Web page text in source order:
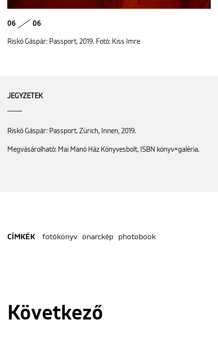
06 06
Riskó Gáspár: Passport, 2019. Fotó: Kiss Imre
JEGYZETEK
Riskó Gáspár: Passport. Zürich, Innen, 2019.
Megvásárolható: Mai Manó Ház Könyvesbolt, ISBN könyv+galéria.
CÍMKÉK fotókönyv önarckép photobook
Következő